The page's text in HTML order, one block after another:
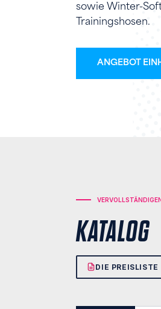
sowie Winter-
Trainingshosen.
ANGEBOT
KATALOG
DIE PREISLISTE